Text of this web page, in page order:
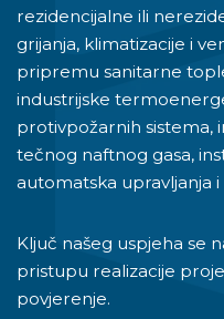
rezidencijalne ili
grijanja, klimatizacije i
pripremu sanitarne
industrijske
protivpožarnih sistema,
tečnog naftnog gasa,
automatska upravljanja i
Ključ našeg uspjeha se
pristupu realizacije
povjerenje.